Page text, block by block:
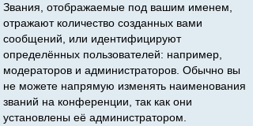
Звания, отображаемые под вашим именем,
отражают количество созданных вами
сообщений, или идентифицируют
определённых пользователей: например,
модераторов и администраторов. Обычно вы
не можете напрямую изменять наименования
званий на конференции, так как они
установлены её администратором.